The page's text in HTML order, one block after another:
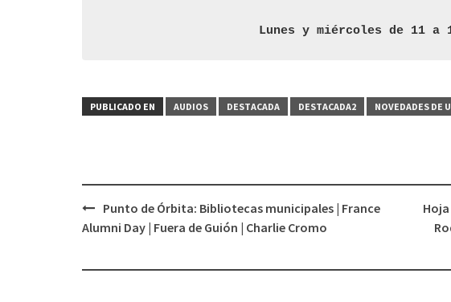
Lunes y miércoles de 11 a
PUBLICADO EN AUDIOS DESTACADA DESTACADA2 NOVEDADES DE
Navegación
Punto de Órbita: Bibliotecas municipales | France
Alumni Day | Fuera de Guión | Charlie Cromo